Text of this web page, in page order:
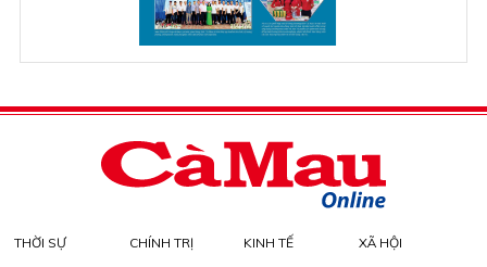
THỜI SỰ CHÍNH TRỊ KINH TẾ XÃ HỘI